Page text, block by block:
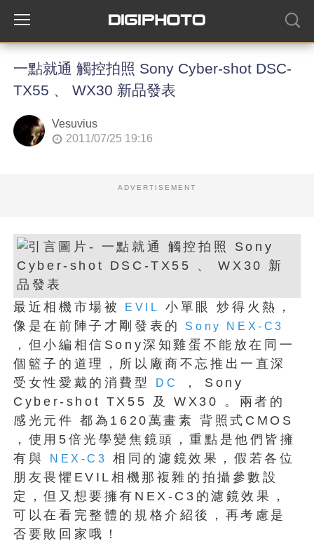
一點就通 觸控拍照 Sony Cyber-shot DSC-
TX55 、 WX30 新品發表
Vesuvius
2011/07/25 19:16
ADVERTISEMENT
最近相機市場被 EVIL
小單眼 炒得火熱，
像是在前陣子才剛發表的
Sony NEX-C3
，但小編相信Sony深知雞蛋不能放在同一
個籃子的道理，所以廠商不忘推出一直深
受女性愛戴的消費型
DC
， Sony
Cyber-shot TX55 及 WX30 。兩者的
感光元件 都為1620萬畫素 背照式CMOS
，使用5倍光學變焦鏡頭，重點是他們皆擁
有與
NEX-C3
相同的濾鏡效果，假若各位
朋友畏懼EVIL相機那複雜的拍攝參數設
定，但又想要擁有NEX-C3的濾鏡效果，
可以在看完整體的規格介紹後，再考慮是
否要敗回家哦！